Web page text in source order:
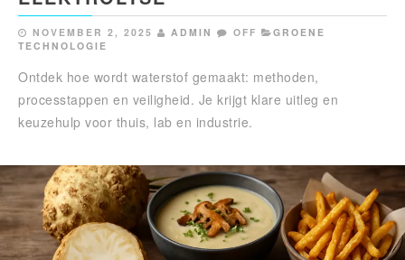
NOVEMBER 2, 2025 ADMIN OFF
GROENE
TECHNOLOGIE
Ontdek hoe wordt waterstof gemaakt: methoden,
processtappen en veiligheid. Je krijgt klare uitleg en
keuzehulp voor thuis, lab en industrie.